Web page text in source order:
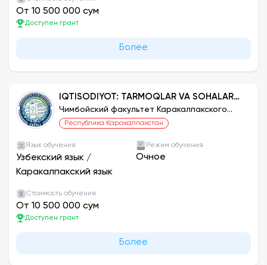
От 10 500 000 сум
Доступен грант
Более
IQTISODIYOT: TARMOQLAR VA SOHALAR
BO‘YICHA
Чимбойский факультет Каракалпакского
государственного университета
Республика Каракалпакстан
Язык обучения
Узбекский язык /
Каракалпакский язык
Режим обучения
Очное
Стоимость обучения
От 10 500 000 сум
Доступен грант
Более